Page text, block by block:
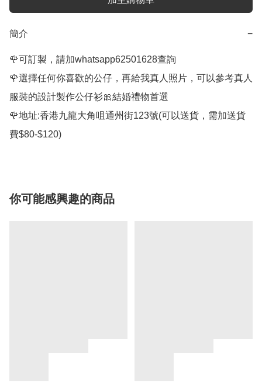
簡介 −
🌹可訂製，請加whatsapp62501628查詢
🌹選擇任何你喜歡的公仔，再給我真人照片，可以參考真人
服裝的設計製作公仔衫🎀結婚禮物首選
🌹地址:香港九龍大角咀通州街123號(可以送貨，需加送貨
你可能感興趣的商品